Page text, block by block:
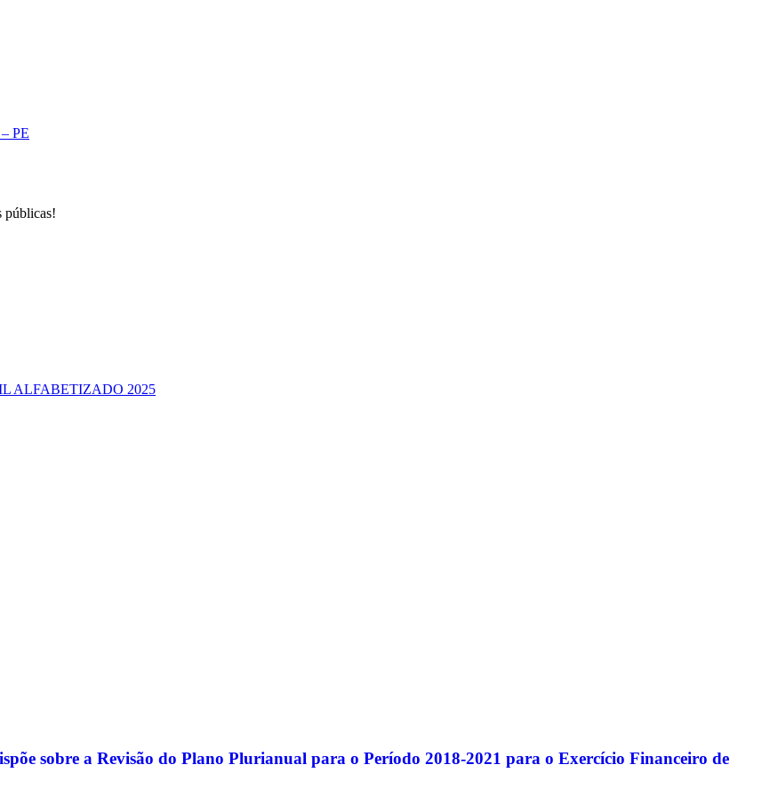
PE
públicas!
ALFABETIZADO 2025
sobre a Revisão do Plano Plurianual para o Período 2018-2021 para o Exercício Financeiro de